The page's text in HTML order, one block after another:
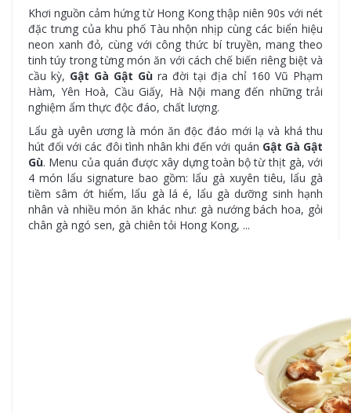
Khơi nguồn cảm hứng từ Hong Kong thập niên 90s với nét
đặc trưng của khu phố Tàu nhộn nhịp cùng các biển hiệu
neon xanh đỏ, cùng với công thức bí truyền, mang theo
tinh túy trong từng món ăn với cách chế biến riêng biệt và
cầu kỳ, Gật Gà Gật Gù ra đời tại địa chỉ 160 Vũ Phạm
Hàm, Yên Hoà, Cầu Giấy, Hà Nội mang đến những trải
nghiệm ẩm thực độc đáo, chất lượng.
Lẩu gà uyên ương là món ăn độc đáo mới lạ và khá thu
hút đối với các đôi tình nhân khi đến với quán Gật Gà Gật
Gù. Menu của quán được xây dựng toàn bộ từ thịt gà, với
4 món lẩu signature bao gồm: lẩu gà xuyên tiêu, lẩu gà
tiềm sâm ớt hiểm, lẩu gà lá é, lẩu gà dưỡng sinh hạnh
nhân và nhiều món ăn khác như: gà nướng bách hoa, gỏi
chân gà ngó sen, gà chiên tỏi Hong Kong, ...